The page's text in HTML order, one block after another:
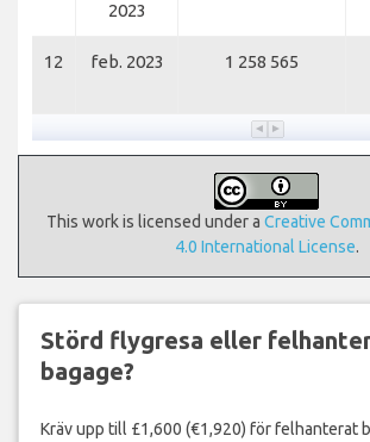
2023
12 feb. 2023 1 258 565
This work is licensed under a Creative
4.0 International License.
Störd flygresa eller
bagage?
Kräv upp till £1,600 (€1,920) för felhanterat